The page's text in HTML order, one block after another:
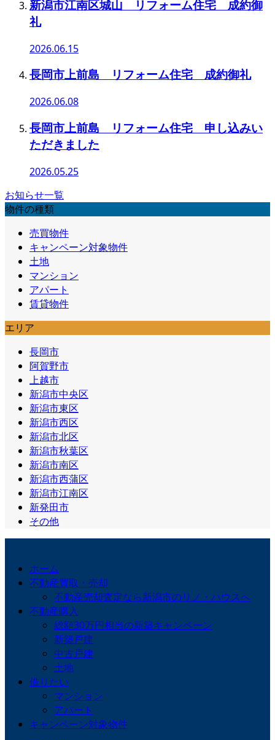
新潟市江南区城山 リフォーム住宅 成約御
礼
2026.06.15
長岡市上前島 リフォーム住宅 成約御礼
2026.06.08
長岡市上前島 リフォーム住宅 申し込みい
ただきました
2026.05.25
お知らせ一覧
物件の種類
売買物件
キャンペーン対象物件
土地
マンション
アパート
賃貸物件
エリア
長岡市
阿賀野市
上越市
新潟市中央区
新潟市東区
新潟市西区
新潟市北区
新潟市秋葉区
新潟市南区
新潟市西蒲区
新潟市江南区
新発田市
その他
ホーム
不動産買取・売却
不動産売却査定なら新潟市のリノ・ハウスへ
不動産購入
総額30万円相当の新築キャンペーン
新築戸建
中古戸建
土地
借りたい
マンション
アパート
キャンペーン対象物件